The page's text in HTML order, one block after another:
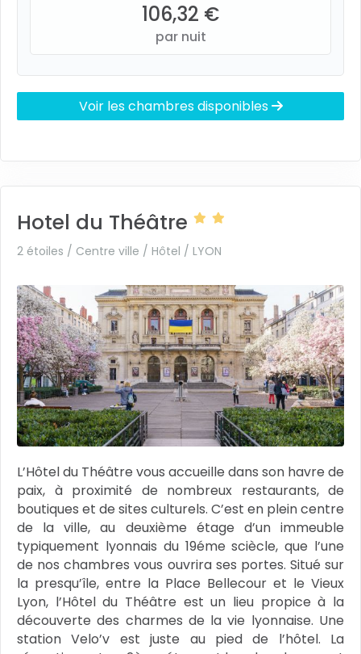
106,32 €
par nuit
Voir les chambres disponibles
Hotel du Théâtre
2 étoiles / Centre ville / Hôtel / LYON
L’Hôtel du Théâtre vous accueille dans son havre de
paix, à proximité de nombreux restaurants, de
boutiques et de sites culturels. C’est en plein centre
de la ville, au deuxième étage d’un immeuble
typiquement lyonnais du 19éme sciècle, que l’une
de nos chambres vous ouvrira ses portes. Situé sur
la presqu’île, entre la Place Bellecour et le Vieux
Lyon, l’Hôtel du Théâtre est un lieu propice à la
découverte des charmes de la vie lyonnaise. Une
station Velo’v est juste au pied de l’hôtel. La